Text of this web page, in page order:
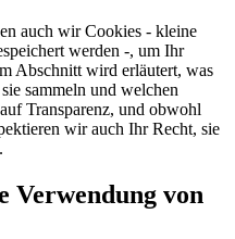
auch wir Cookies - kleine
werden -, um Ihr
Abschnitt wird erläutert, was
sammeln und welchen
Transparenz, und obwohl
wir auch Ihr Recht, sie
Verwendung von